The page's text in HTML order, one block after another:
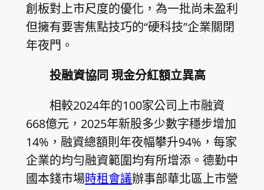
創板對上市尺度的優化，為一批尚未盈利
但擁有要害焦點技巧的“硬科技”企業關閉
年夜門。
投融資協同 現金分紅額立異高
相較2024年的100家公司上市融資
668億元，2025年新股多少數字穩步增加
14%，融資總額則年夜幅攀升94%，每家
企業的均勻融資範圍均有所增添。德勤中
國本錢市場時租會議辦事部華北區上市營